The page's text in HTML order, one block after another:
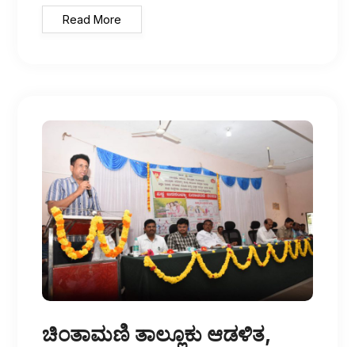
Read More
ಚಿಂತಾಮಣಿ ತಾಲ್ಲೂಕು ಆಡಳಿತ,